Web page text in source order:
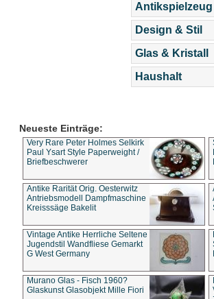
Antikspielzeug
Design & Stil
Glas & Kristall
Haushalt
Neueste Einträge:
Very Rare Peter Holmes Selkirk
Paul Ysart Style Paperweight /
Briefbeschwerer
Antike Rarität Orig. Oesterwitz
Antriebsmodell Dampfmaschine
Kreisssäge Bakelit
Vintage Antike Herrliche Seltene
Jugendstil Wandfliese Gemarkt
G West Germany
Murano Glas - Fisch 1960?
Glaskunst Glasobjekt Mille Fiori